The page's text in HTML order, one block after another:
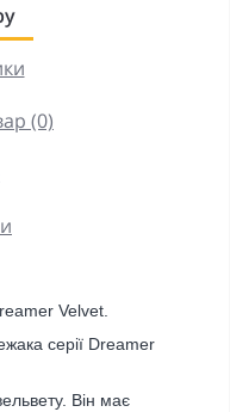
(0)
Velvet.
серії Dreamer
Він має